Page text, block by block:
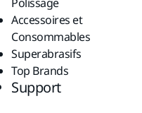
Polissage
Accessoires et
Consommables
Superabrasifs
Top Brands
Support